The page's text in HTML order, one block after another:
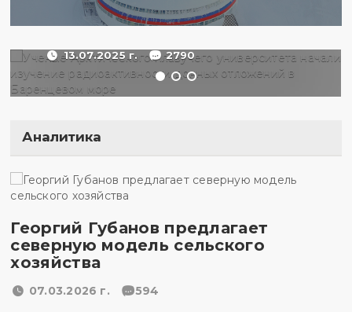
отложений в Баренцевом
13.07.2025 г. 2790
Аналитика
Георгий Губанов предлагает
северную модель сельского
хозяйства
07.03.2026 г. 594